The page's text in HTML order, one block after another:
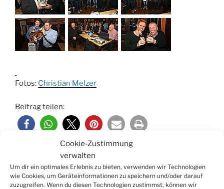
Cookie-Zustimmung
verwalten
Um dir ein optimales Erlebnis zu bieten, verwenden wir Technologien
wie Cookies, um Geräteinformationen zu speichern und/oder darauf
zuzugreifen. Wenn du diesen Technologien zustimmst, können wir
Fotos: Christian Melzer
Beitrag teilen:
KATEGORIEN
AKTUELLES, BILDERSERIEN,
VERANSTALTUNGSBERICHTE